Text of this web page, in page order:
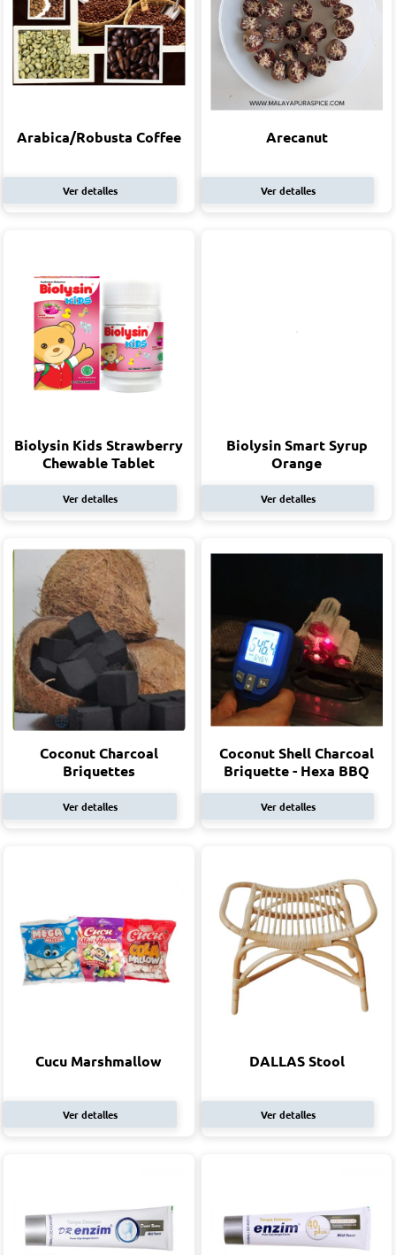
Arabica/Robusta Coffee
Ver detalles
Arecanut
Ver detalles
Biolysin Kids Strawberry
Chewable Tablet
Ver detalles
Biolysin Smart Syrup
Orange
Ver detalles
Coconut Charcoal
Briquettes
Ver detalles
Coconut Shell Charcoal
Briquette - Hexa BBQ
Ver detalles
Cucu Marshmallow
Ver detalles
DALLAS Stool
Ver detalles